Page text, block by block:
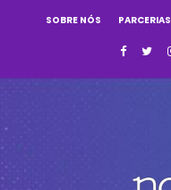
SOBRE NÓS PARCERIAS